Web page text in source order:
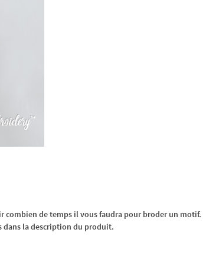
combien de temps il vous faudra pour broder un motif.
dans la description du produit.